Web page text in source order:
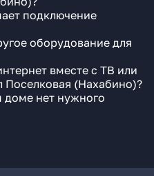
подключение
оборудование для
вместе с ТВ или
Поселковая (Нахабино)?
доме нет нужного